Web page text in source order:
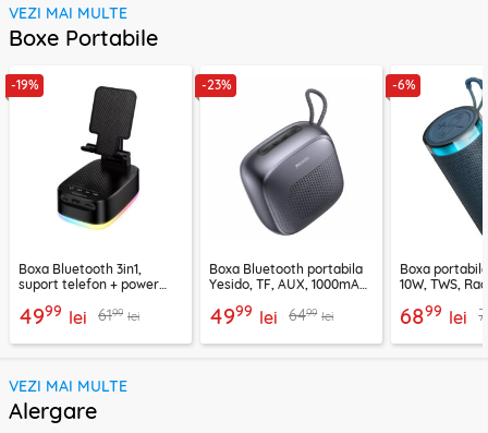
VEZI MAI MULTE
Boxe Portabile
-19%
Boxa Bluetooth 3in1,
suport telefon + power
BR200
4999 lei 6199 lei
-23%
Boxa Bluetooth portabila
Yesido, TF, AUX, 1000mAh,
4999 lei 6499 lei
-6%
Boxa
10W, TWS,
6899 lei
VEZI MAI MULTE
Alergare